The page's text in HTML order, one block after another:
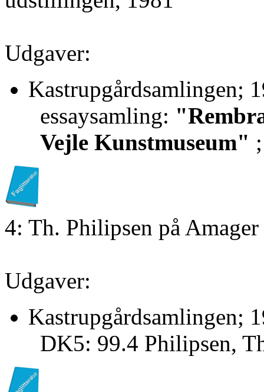
Udgaver:
Kastrupgårdsamlingen;
essaysamling:
Vejle Kunstmuseum" ;
4: Th. Philipsen på
Udgaver:
Kastrupgårdsamlingen;
DK5: 99.4 Philipsen,